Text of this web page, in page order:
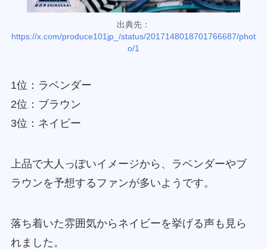
出典先：
https://x.com/produce101jp_/status/2017148018701766687/phot
o/1
1位：ラベンダー
2位：ブラウン
3位：ネイビー
上品で大人っぽいイメージから、ラベンダーやブ
ラウンを予想するファンが多いようです。
落ち着いた雰囲気からネイビーを挙げる声も見ら
れました。